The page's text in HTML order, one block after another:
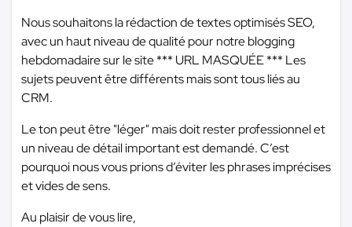
Nous souhaitons la rédaction de textes optimisés SEO,
avec un haut niveau de qualité pour notre blogging
hebdomadaire sur le site*** URL MASQUÉE *** Les
sujets peuvent être différents mais sont tous liés au
CRM.
Le ton peut être "léger" mais doit rester professionnel et
un niveau de détail important est demandé. C’est
pourquoi nous vous prions d’éviter les phrases imprécises
et vides de sens.
Au plaisir de vous lire,